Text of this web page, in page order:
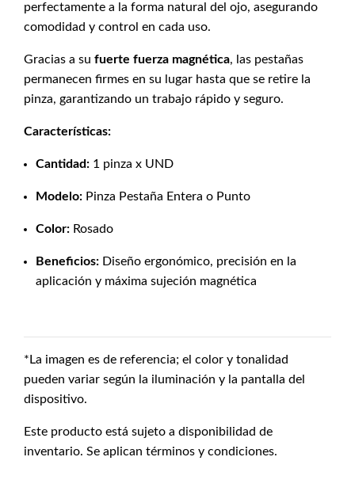
perfectamente a la forma natural del ojo, asegurando
comodidad y control en cada uso.
Gracias a su fuerte fuerza magnética, las pestañas
permanecen firmes en su lugar hasta que se retire la
pinza, garantizando un trabajo rápido y seguro.
Características:
Cantidad: 1 pinza x UND
Modelo: Pinza Pestaña Entera o Punto
Color: Rosado
Beneficios: Diseño ergonómico, precisión en la
aplicación y máxima sujeción magnética
*La imagen es de referencia; el color y tonalidad
pueden variar según la iluminación y la pantalla del
dispositivo.
Este producto está sujeto a disponibilidad de
inventario. Se aplican términos y condiciones.